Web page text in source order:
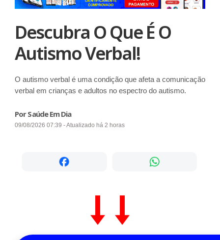
Descubra O Que É O
Autismo Verbal!
O autismo verbal é uma condição que afeta a comunicação
verbal em crianças e adultos no espectro do autismo.
Por Saúde Em Dia
09/08/2026 07:39 - Atualizado há 2 horas